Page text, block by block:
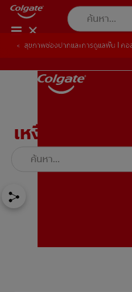
สุขภาพช่องปากและการดูแลฟัน | คอ
เหงือกแข็งแรง
สุขภาพที่ดี